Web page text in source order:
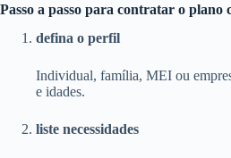
Passo a passo para contratar o plano
defina o perfil
Individual, família, MEI ou
e idades.
liste necessidades